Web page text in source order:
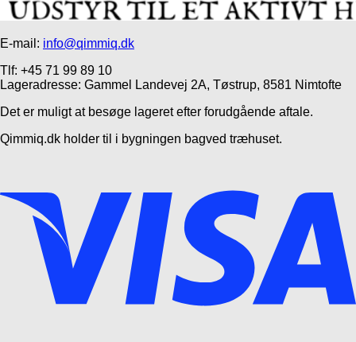
E-mail: info@qimmiq.dk
Tlf: +45 71 99 89 10
Lageradresse: Gammel Landevej 2A, Tøstrup, 8581 Nimtofte
Det er muligt at besøge lageret efter forudgående aftale.
Qimmiq.dk holder til i bygningen bagved træhuset.